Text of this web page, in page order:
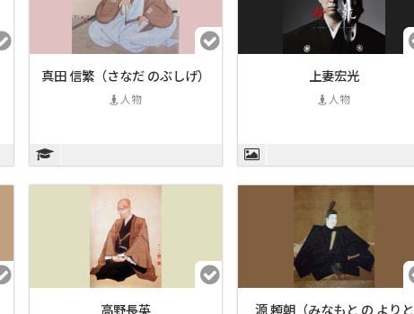
真田 信繁（さなだ のぶしげ）
人物
上妻宏光
人物
高野長英
源 頼朝（みなもと の よりと